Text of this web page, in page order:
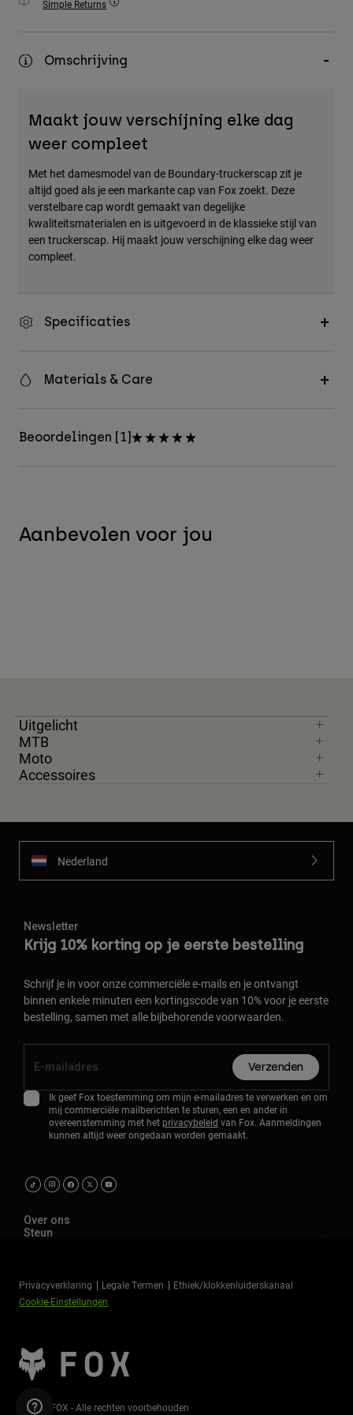
Accessories
Bags & Backpacks
Alles bekijken
Simple Returns
Omschrijving
Maakt jouw verschijning elke dag
weer compleet
Met het damesmodel van de Boundary-truckerscap zit je
altijd goed als je een markante cap van Fox zoekt. Deze
verstelbare cap wordt gemaakt van degelijke
kwaliteitsmaterialen en is uitgevoerd in de klassieke stijl van
een truckerscap. Hij maakt jouw verschijning elke dag weer
compleet.
Specificaties
Materials & Care
Beoordelingen [1]
Aanbevolen voor jou
Uitgelicht
MTB
Moto
Accessoires
Nederland
Newsletter
Krijg 10% korting op je eerste bestelling
Schrijf je in voor onze commerciële e-mails en je ontvangt
binnen enkele minuten een kortingscode van 10% voor je eerste
bestelling, samen met alle bijbehorende voorwaarden.
Verzenden
Ik geef Fox toestemming om mijn e-mailadres te verwerken en om
mij commerciële mailberichten te sturen, een en ander in
overeenstemming met het privacybeleid van Fox. Aanmeldingen
kunnen altijd weer ongedaan worden gemaakt.
Over ons
Steun
Privacyverklaring Legale Termen
Ethiek/klokkenluiderskanaal
Cookie-Einstellungen
©2026 FOX - Alle rechten voorbehouden